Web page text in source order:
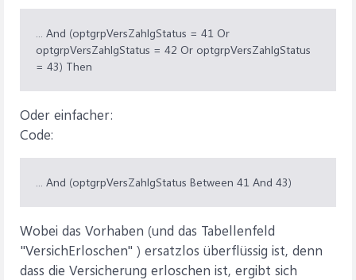
... And (optgrpVersZahlgStatus = 41 Or
optgrpVersZahlgStatus = 42 Or optgrpVersZahlgStatus
= 43) Then
Oder einfacher:
Code:
... And (optgrpVersZahlgStatus Between 41 And 43)
Wobei das Vorhaben (und das Tabellenfeld
"VersichErloschen" ) ersatzlos überflüssig ist, denn
dass die Versicherung erloschen ist, ergibt sich